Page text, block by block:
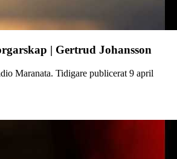
| Gertrud Johansson
Maranata. Tidigare publicerat 9 april